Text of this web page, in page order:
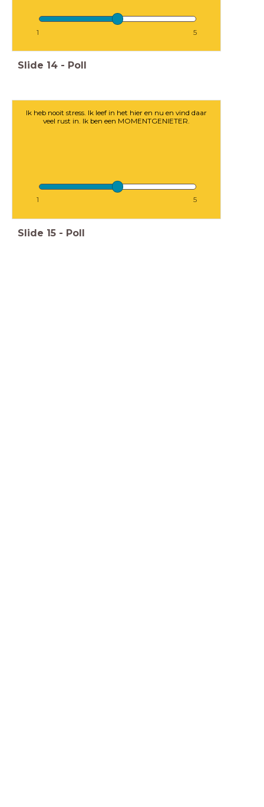
1 5
Slide 14 - Poll
Ik heb nooit stress. Ik leef in het hier en nu en vind daar
veel rust in. Ik ben een MOMENTGENIETER.
1 5
Slide 15 - Poll